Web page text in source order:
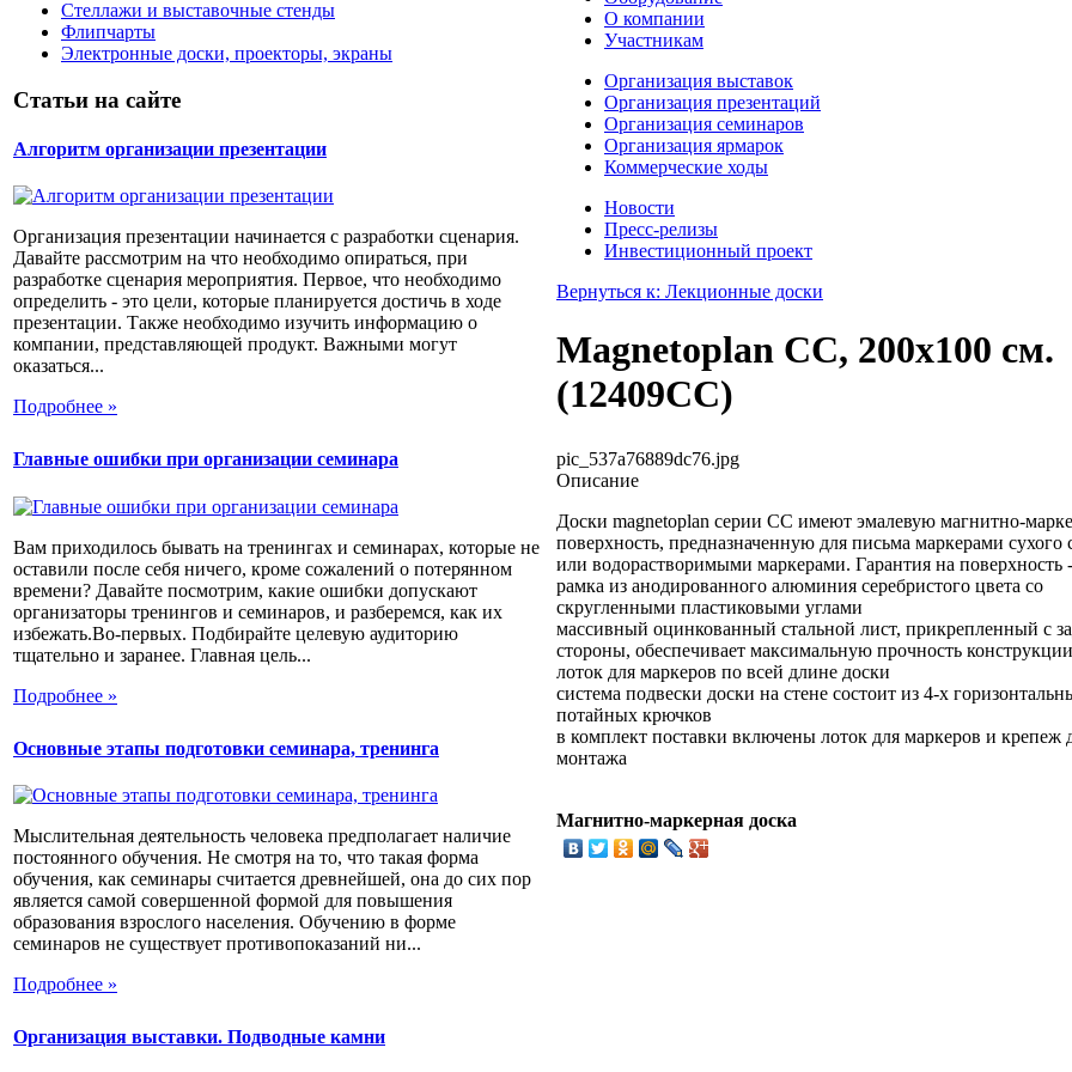
Стеллажи и выставочные стенды
Флипчарты
Электронные доски, проекторы, экраны
Статьи на сайте
Алгоритм организации презентации
Организация презентации начинается с разработки сценария.
Давайте рассмотрим на что необходимо опираться, при
разработке сценария мероприятия. Первое, что необходимо
определить - это цели, которые планируется достичь в ходе
презентации. Также необходимо изучить информацию о
компании, представляющей продукт. Важными могут
оказаться...
Подробнее »
Главные ошибки при организации семинара
Вам приходилось бывать на тренингах и семинарах, которые не
оставили после себя ничего, кроме сожалений о потерянном
времени? Давайте посмотрим, какие ошибки допускают
организаторы тренингов и семинаров, и разберемся, как их
избежать.Во-первых. Подбирайте целевую аудиторию
тщательно и заранее. Главная цель...
Подробнее »
Основные этапы подготовки семинара, тренинга
Мыслительная деятельность человека предполагает наличие
постоянного обучения. Не смотря на то, что такая форма
обучения, как семинары считается древнейшей, она до сих пор
является самой совершенной формой для повышения
образования взрослого населения. Обучению в форме
семинаров не существует противопоказаний ни...
Подробнее »
Организация выставки. Подводные камни
О компании
Участникам
Организация выставок
Организация презентаций
Организация семинаров
Организация ярмарок
Коммерческие ходы
Новости
Пресс-релизы
Инвестиционный проект
Вернуться к: Лекционные доски
Magnetoplan СС, 200х100 см.
(12409СС)
pic_537a76889dc76.jpg
Описание
Доски magnetoplan серии СС имеют эмалевую магнитно-
поверхность, предназначенную для письма маркерами сухого
или водорастворимыми маркерами. Гарантия на поверхность
рамка из анодированного алюминия серебристого цвета со
скругленными пластиковыми углами
массивный оцинкованный стальной лист, прикрепленный с
стороны, обеспечивает максимальную прочность конструкции
лоток для маркеров по всей длине доски
система подвески доски на стене состоит из 4-х
потайных крючков
в комплект поставки включены лоток для маркеров и крепеж
монтажа
Магнитно-маркерная доска